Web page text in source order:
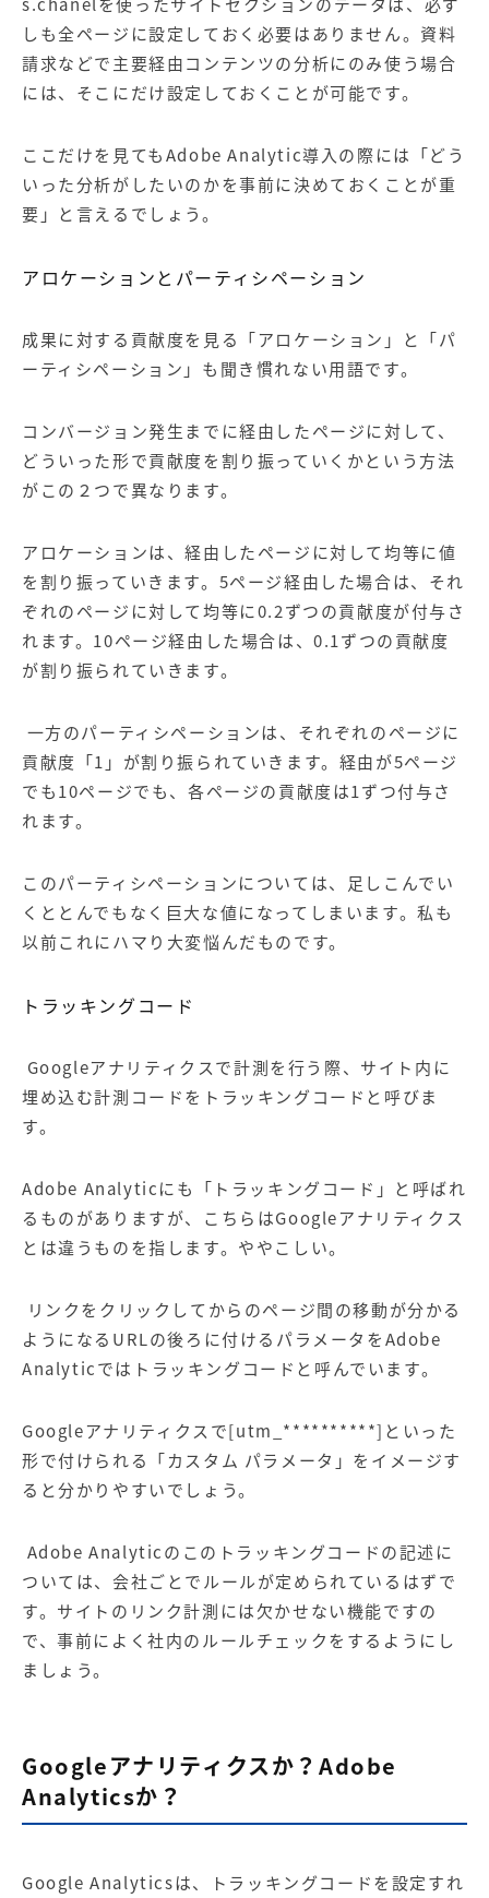
しも全ページに設定しておく必要はありません。資料
請求などで主要経由コンテンツの分析にのみ使う場合
には、そこにだけ設定しておくことが可能です。
ここだけを見てもAdobe Analytic導入の際には「どう
いった分析がしたいのかを事前に決めておくことが重
要」と言えるでしょう。
アロケーションとパーティシペーション
成果に対する貢献度を見る「アロケーション」と「パ
ーティシペーション」も聞き慣れない用語です。
コンバージョン発生までに経由したページに対して、
どういった形で貢献度を割り振っていくかという方法
がこの２つで異なります。
アロケーションは、経由したページに対して均等に値
を割り振っていきます。5ページ経由した場合は、それ
ぞれのページに対して均等に0.2ずつの貢献度が付与さ
れます。10ページ経由した場合は、0.1ずつの貢献度
が割り振られていきます。
一方のパーティシペーションは、それぞれのページに
貢献度「1」が割り振られていきます。経由が5ページ
でも10ページでも、各ページの貢献度は1ずつ付与さ
れます。
このパーティシペーションについては、足しこんでい
くととんでもなく巨大な値になってしまいます。私も
以前これにハマり大変悩んだものです。
トラッキングコード
Googleアナリティクスで計測を行う際、サイト内に
埋め込む計測コードをトラッキングコードと呼びま
す。
Adobe Analyticにも「トラッキングコード」と呼ばれ
るものがありますが、こちらはGoogleアナリティクス
とは違うものを指します。ややこしい。
リンクをクリックしてからのページ間の移動が分かる
ようになるURLの後ろに付けるパラメータをAdobe
Analyticではトラッキングコードと呼んでいます。
Googleアナリティクスで[utm_**********]といった
形で付けられる「カスタム パラメータ」をイメージす
ると分かりやすいでしょう。
Adobe Analyticのこのトラッキングコードの記述に
ついては、会社ごとでルールが定められているはずで
す。サイトのリンク計測には欠かせない機能ですの
で、事前によく社内のルールチェックをするようにし
ましょう。
Googleアナリティクスか？Adobe
Analyticsか？
Google Analyticsは、トラッキングコードを設定すれ